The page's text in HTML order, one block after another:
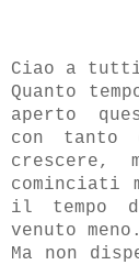
Ciao a
Quanto
aperto
con tanto
crescere,
cominciati
il tempo
venuto meno.
Ma non